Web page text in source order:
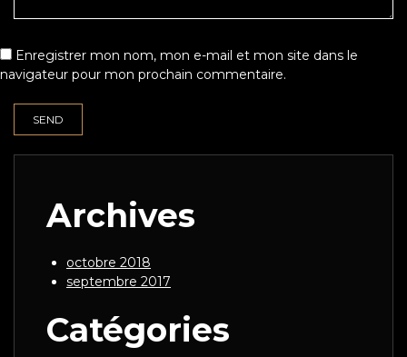
Enregistrer mon nom, mon e-mail et mon site dans le
navigateur pour mon prochain commentaire.
Archives
octobre 2018
septembre 2017
Catégories